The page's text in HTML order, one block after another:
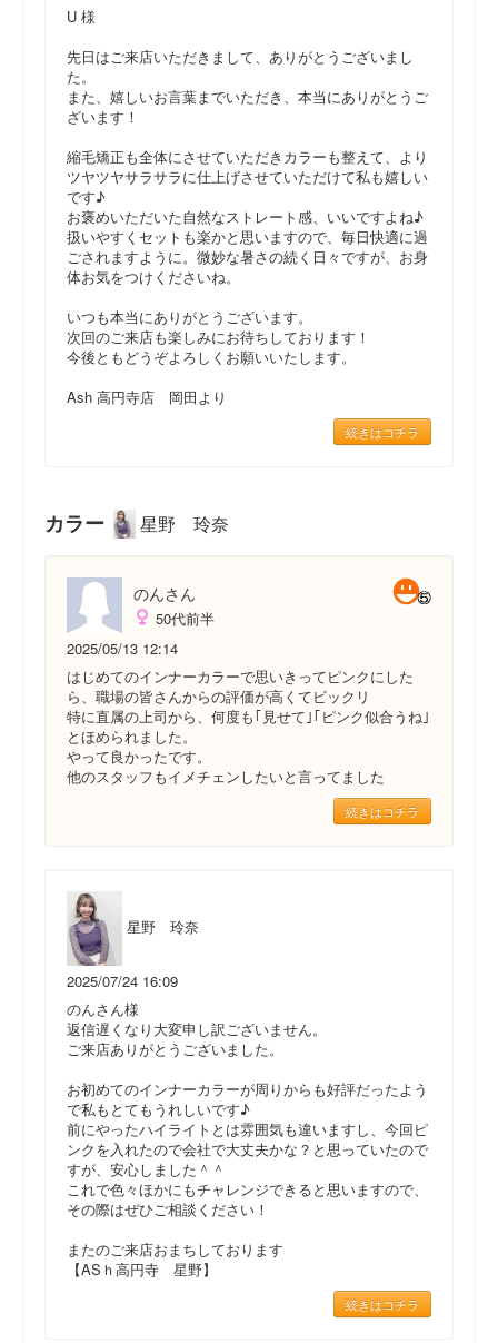
U 様
先日はご来店いただきまして、ありがとうございまし
た。
また、嬉しいお言葉までいただき、本当にありがとうご
ざいます！
縮毛矯正も全体にさせていただきカラーも整えて、より
ツヤツヤサラサラに仕上げさせていただけて私も嬉しい
です♪
お褒めいただいた自然なストレート感、いいですよね♪
扱いやすくセットも楽かと思いますので、毎日快適に過
ごされますように。微妙な暑さの続く日々ですが、お身
体お気をつけくださいね。
いつも本当にありがとうございます。
次回のご来店も楽しみにお待ちしております！
今後ともどうぞよろしくお願いいたします。
Ash 高円寺店 岡田より
続きはコチラ
カラー 星野 玲奈
のんさん
50代前半
2025/05/13 12:14
はじめてのインナーカラーで思いきってピンクにした
ら、職場の皆さんからの評価が高くてビックリ
特に直属の上司から、何度も｢見せて｣｢ピンク似合うね｣
とほめられました。
やって良かったです。
他のスタッフもイメチェンしたいと言ってました
続きはコチラ
星野 玲奈
2025/07/24 16:09
のんさん様
返信遅くなり大変申し訳ございません。
ご来店ありがとうございました。
お初めてのインナーカラーが周りからも好評だったよう
で私もとてもうれしいです♪
前にやったハイライトとは雰囲気も違いますし、今回ピ
ンクを入れたので会社で大丈夫かな？と思っていたので
すが、安心しました＾＾
これで色々ほかにもチャレンジできると思いますので、
その際はぜひご相談ください！
またのご来店おまちしております
【ASｈ高円寺 星野】
続きはコチラ